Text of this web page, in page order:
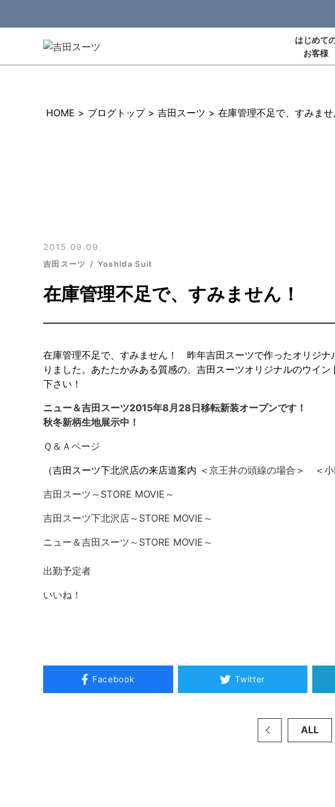
はじめて
お客様
HOME > ブログトップ > 吉田スーツ > 在庫管理不足で、すみま
2015.09.09
吉田スーツ Yoshida Suit
在庫管理不足で、すみません！
在庫管理不足で、すみません！ 昨年吉田スーツで作ったオリジ
りました。あたたかみある質感の、吉田スーツオリジナルのウイ
下さい！
ニュー＆吉田スーツ2015年8月28日移転新装オープンです！
秋冬新柄生地展示中！
Ｑ＆Ａページ
（吉田スーツ下北沢店の来店道案内 ＜ 京王井の頭線の場合 ＞ ＜
吉田スーツ～STORE MOVIE～
吉田スーツ下北沢店～STORE MOVIE～
ニュー＆吉田スーツ～STORE MOVIE～
出勤予定者
いいね！
Facebook Twitter
ALL